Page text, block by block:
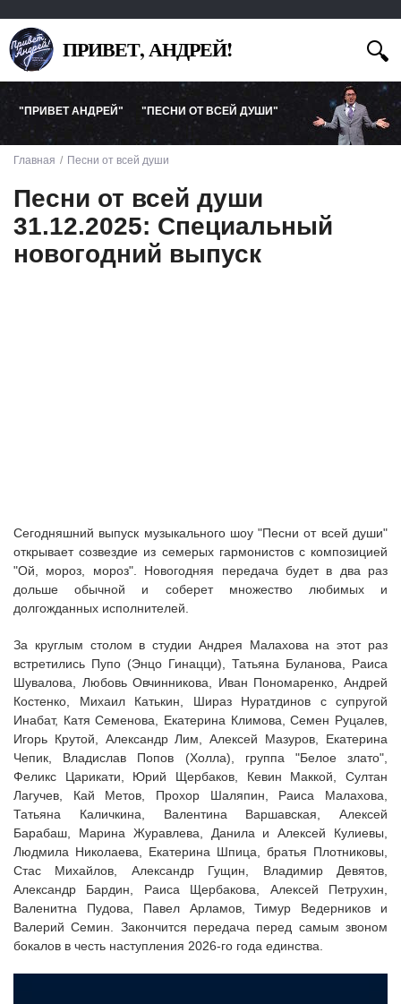
ПРИВЕТ, АНДРЕЙ!
"ПРИВЕТ АНДРЕЙ" "ПЕСНИ ОТ ВСЕЙ ДУШИ"
Главная Песни от всей души
Песни от всей души
31.12.2025: Специальный
новогодний выпуск
Сегодняшний выпуск музыкального шоу "Песни от всей души"
открывает созвездие из семерых гармонистов с композицией
"Ой, мороз, мороз". Новогодняя передача будет в два раз
дольше обычной и соберет множество любимых и
долгожданных исполнителей.
За круглым столом в студии Андрея Малахова на этот раз
встретились Пупо (Энцо Гинацци), Татьяна Буланова, Раиса
Шувалова, Любовь Овчинникова, Иван Пономаренко, Андрей
Костенко, Михаил Катькин, Шираз Нуратдинов с супругой
Инабат, Катя Семенова, Екатерина Климова, Семен Руцалев,
Игорь Крутой, Александр Лим, Алексей Мазуров, Екатерина
Чепик, Владислав Попов (Холла), группа "Белое злато",
Феликс Царикати, Юрий Щербаков, Кевин Маккой, Султан
Лагучев, Кай Метов, Прохор Шаляпин, Раиса Малахова,
Татьяна Каличкина, Валентина Варшавская, Алексей
Барабаш, Марина Журавлева, Данила и Алексей Кулиевы,
Людмила Николаева, Екатерина Шпица, братья Плотниковы,
Стас Михайлов, Александр Гущин, Владимир Девятов,
Александр Бардин, Раиса Щербакова, Алексей Петрухин,
Валенитна Пудова, Павел Арламов, Тимур Ведерников и
Валерий Семин. Закончится передача перед самым звоном
бокалов в честь наступления 2026-го года единства.